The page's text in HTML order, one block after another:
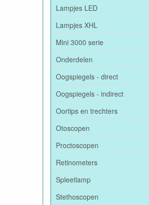
Lampjes LED
Lampjes XHL
Mini 3000 serie
Onderdelen
Oogspiegels - direct
Oogspiegels - indirect
Oortips en trechters
Otoscopen
Proctoscopen
Retinometers
Spleetlamp
Stethoscopen